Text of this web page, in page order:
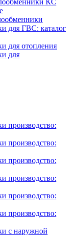
КC
для ГВС: каталог
для отопления
для
производство:
производство:
производство:
производство:
производство:
производство:
с наружной